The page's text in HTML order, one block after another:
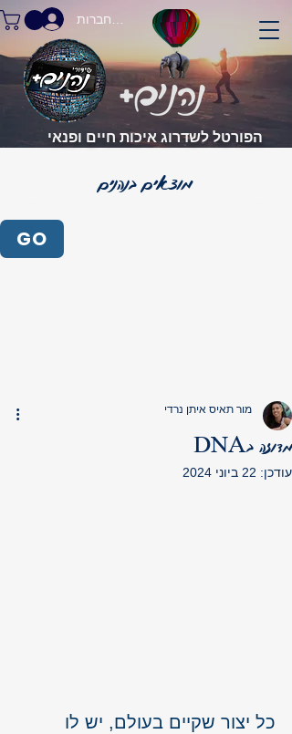
הפורטל לשדרוג איכות חיים ופנאי
התחברות
GO
מדוזה בDNA
מור תאיס איתן נרדי
עודכן: 22 ביוני 2024
כל יצור שקיים בעולם, יש לו